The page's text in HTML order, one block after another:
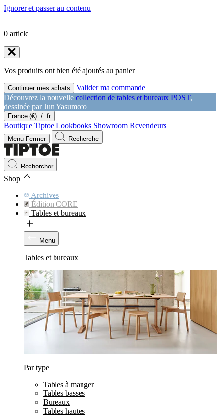
Ignorer et passer au contenu
0 article
Vos produits ont bien été ajoutés au panier
Continuer mes achats
Valider ma commande
Découvrez la nouvelle collection de tables et bureaux POST,
dessinée par Jun Yasumoto
France (€) / fr
Boutique Tiptoe Lookbooks Showroom Revendeurs
Menu Fermer Recherche
Rechercher
Shop
Archives
Édition CORE
Tables et bureaux
Menu
Tables et bureaux
Par type
Tables à manger
Tables basses
Bureaux
Tables hautes